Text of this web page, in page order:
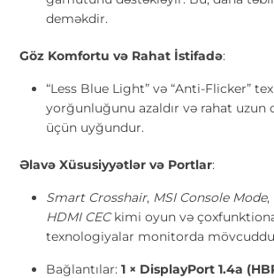
deməkdir.
Göz Komfortu və Rahat İstifadə:
“Less Blue Light” və “Anti-Flicker”
yorğunluğunu azaldır və rahat uzun
üçün uyğundur.
Əlavə Xüsusiyyətlər və Portlar:
Smart Crosshair, MSI Console Mode,
HDMI CECkimi oyun və
texnologiyalar monitorda
Bağlantılar:1 × DisplayPort 1.4a